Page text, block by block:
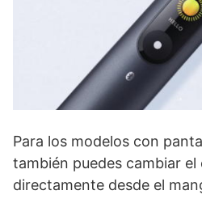
Para los modelos con
también puedes cambiar
directamente desde el